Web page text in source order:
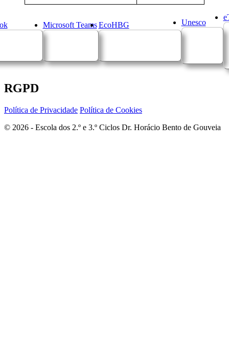
Microsoft Teams EcoHBG Unesco
RGPD
Política de Privacidade Política de Cookies
© 2026 - Escola dos 2.º e 3.º Ciclos Dr. Horácio Bento de Gouveia